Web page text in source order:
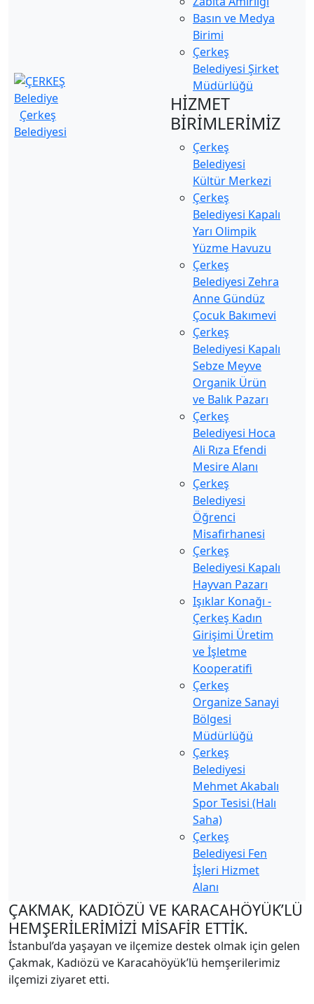
Çerkeş
Belediyesi
Basın ve Medya
Birimi
Çerkeş
Belediyesi Şirket
Müdürlüğü
HİZMET
BİRİMLERİMİZ
Çerkeş
Belediyesi
Kültür Merkezi
Çerkeş
Belediyesi Kapalı
Yarı Olimpik
Yüzme Havuzu
Çerkeş
Belediyesi Zehra
Anne Gündüz
Çocuk Bakımevi
Çerkeş
Belediyesi Kapalı
Sebze Meyve
Organik Ürün
ve Balık Pazarı
Çerkeş
Belediyesi Hoca
Ali Rıza Efendi
Mesire Alanı
Çerkeş
Belediyesi
Öğrenci
Misafirhanesi
Çerkeş
Belediyesi Kapalı
Hayvan Pazarı
Işıklar Konağı -
Çerkeş Kadın
Girişimi Üretim
ve İşletme
Kooperatifi
Çerkeş
Organize Sanayi
Bölgesi
Müdürlüğü
Çerkeş
Belediyesi
Mehmet Akabalı
Spor Tesisi (Halı
Saha)
Çerkeş
Belediyesi Fen
İşleri Hizmet
Alanı
ÇAKMAK, KADIÖZÜ VE KARACAHÖYÜK’LÜ
HEMŞERİLERİMİZİ MİSAFİR ETTİK.
İstanbul’da yaşayan ve ilçemize destek olmak için gelen
Çakmak, Kadıözü ve Karacahöyük’lü hemşerilerimiz
ilçemizi ziyaret etti.